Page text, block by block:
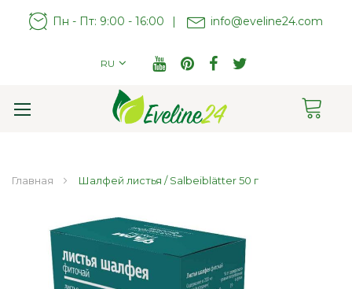
Пн - Пт: 9:00 - 16:00 | info@eveline24.com
RU
Главная Шалфей листья / Salbeiblätter 50 г
перейти
галереям